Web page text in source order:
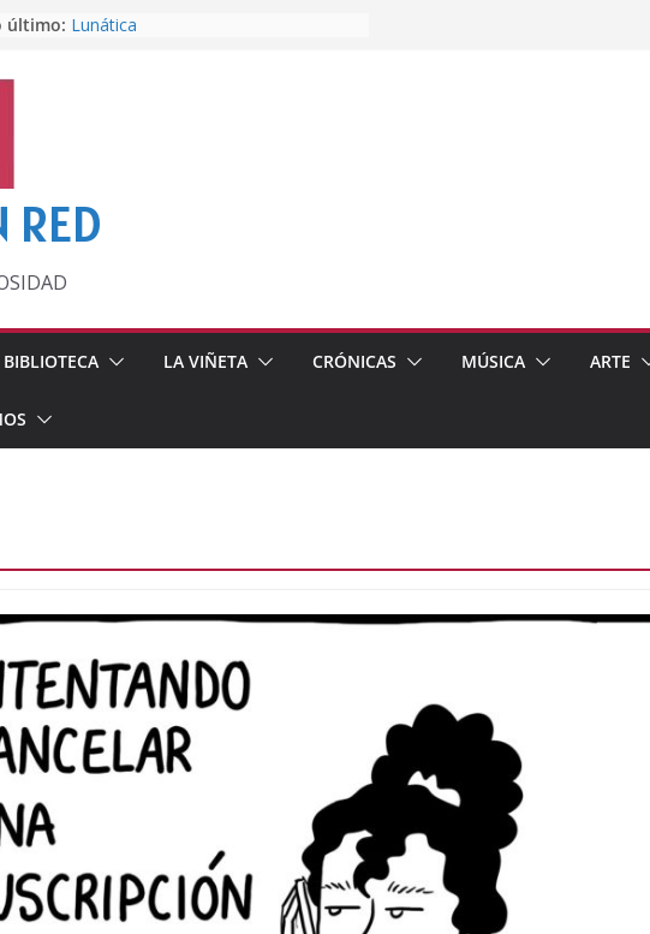
último: Lunática
RED
LA VIÑETA CRÓNICAS MÚSICA ARTE